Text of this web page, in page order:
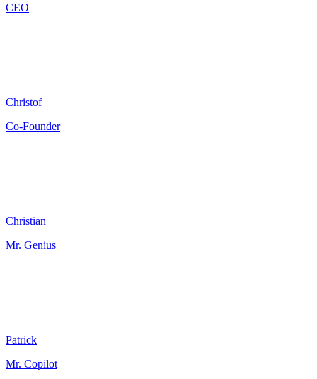
CEO
Christof
Co-Founder
Christian
Mr. Genius
Patrick
Mr. Copilot